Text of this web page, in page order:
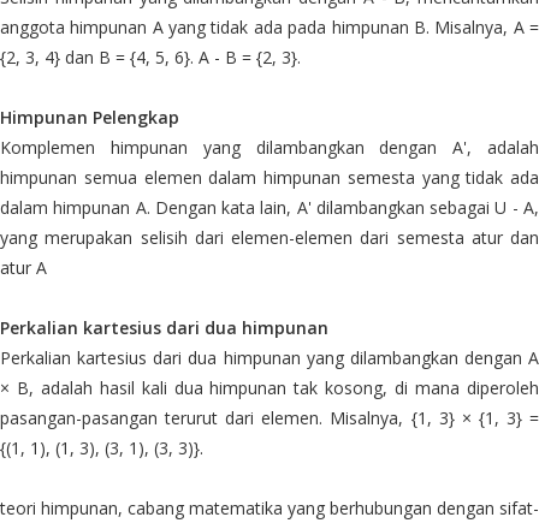
anggota himpunan A yang tidak ada pada himpunan B. Misalnya, A =
{2, 3, 4} dan B = {4, 5, 6}. A - B = {2, 3}.
Himpunan Pelengkap
Komplemen himpunan yang dilambangkan dengan A', adalah
himpunan semua elemen dalam himpunan semesta yang tidak ada
dalam himpunan A. Dengan kata lain, A' dilambangkan sebagai U - A,
yang merupakan selisih dari elemen-elemen dari semesta atur dan
atur A
Perkalian kartesius dari dua himpunan
Perkalian kartesius dari dua himpunan yang dilambangkan dengan A
× B, adalah hasil kali dua himpunan tak kosong, di mana diperoleh
pasangan-pasangan terurut dari elemen. Misalnya, {1, 3} × {1, 3} =
{(1, 1), (1, 3), (3, 1), (3, 3)}.
teori himpunan, cabang matematika yang berhubungan dengan sifat-